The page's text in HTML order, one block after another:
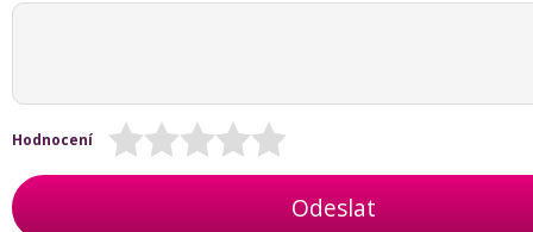
Hodnocení
Odeslat